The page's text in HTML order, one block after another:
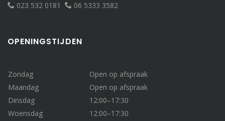
023 532 0181
06 5333 3582
OPENINGSTIJDEN
Zondag
Open op afspraak
Maandag
Open op afspraak
Dinsdag
12:00–17:30
Woensdag
12:00–17:30